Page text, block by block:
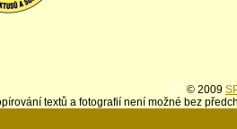
© 2009
textů a fotografií není možné bez